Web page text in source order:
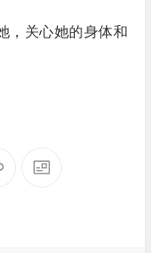
，关心她的身体和